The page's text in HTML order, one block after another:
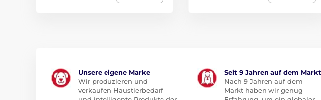
Unsere eigene Marke
Wir produzieren und
verkaufen Haustierbedarf
Seit 9 Jahren auf dem Markt
Nach 9 Jahren auf dem
Markt haben wir genug